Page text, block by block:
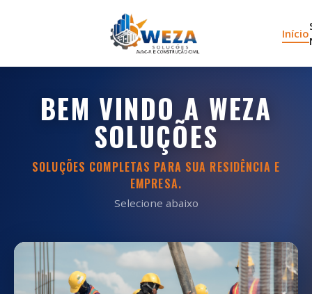
Início
BEM VINDO A WEZA
SOLUÇÕES
SOLUÇÕES COMPLETAS PARA SUA RESIDÊNCIA E
EMPRESA.
Selecione abaixo